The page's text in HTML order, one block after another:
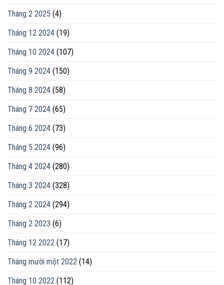
Tháng 2 2025 (4)
Tháng 12 2024 (19)
Tháng 10 2024 (107)
Tháng 9 2024 (150)
Tháng 8 2024 (58)
Tháng 7 2024 (65)
Tháng 6 2024 (73)
Tháng 5 2024 (96)
Tháng 4 2024 (280)
Tháng 3 2024 (328)
Tháng 2 2024 (294)
Tháng 2 2023 (6)
Tháng 12 2022 (17)
Tháng mười một 2022 (14)
Tháng 10 2022 (112)